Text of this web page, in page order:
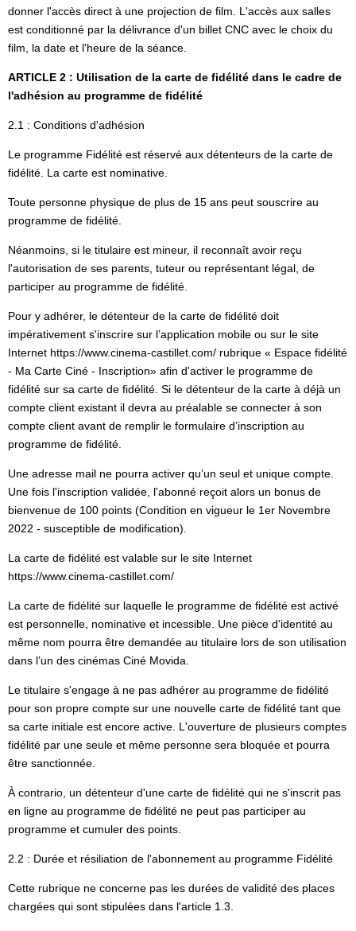
donner l'accès direct à une projection de film. L'accès aux salles
est conditionné par la délivrance d'un billet CNC avec le choix du
film, la date et l'heure de la séance.
ARTICLE 2 : Utilisation de la carte de fidélité dans le cadre de
l'adhésion au programme de fidélité
2.1 : Conditions d'adhésion
Le programme Fidélité est réservé aux détenteurs de la carte de
fidélité. La carte est nominative.
Toute personne physique de plus de 15 ans peut souscrire au
programme de fidélité.
Néanmoins, si le titulaire est mineur, il reconnaît avoir reçu
l'autorisation de ses parents, tuteur ou représentant légal, de
participer au programme de fidélité.
Pour y adhérer, le détenteur de la carte de fidélité doit
impérativement s'inscrire sur l’application mobile ou sur le site
Internet https://www.cinema-castillet.com/ rubrique « Espace fidélité
- Ma Carte Ciné - Inscription» afin d'activer le programme de
fidélité sur sa carte de fidélité. Si le détenteur de la carte à déjà un
compte client existant il devra au préalable se connecter à son
compte client avant de remplir le formulaire d’inscription au
programme de fidélité.
Une adresse mail ne pourra activer qu’un seul et unique compte.
Une fois l'inscription validée, l'abonné reçoit alors un bonus de
bienvenue de 100 points (Condition en vigueur le 1er Novembre
2022 - susceptible de modification).
La carte de fidélité est valable sur le site Internet
https://www.cinema-castillet.com/
La carte de fidélité sur laquelle le programme de fidélité est activé
est personnelle, nominative et incessible. Une pièce d'identité au
même nom pourra être demandée au titulaire lors de son utilisation
dans l’un des cinémas Ciné Movida.
Le titulaire s'engage à ne pas adhérer au programme de fidélité
pour son propre compte sur une nouvelle carte de fidélité tant que
sa carte initiale est encore active. L'ouverture de plusieurs comptes
fidélité par une seule et même personne sera bloquée et pourra
être sanctionnée.
À contrario, un détenteur d'une carte de fidélité qui ne s'inscrit pas
en ligne au programme de fidélité ne peut pas participer au
programme et cumuler des points.
2.2 : Durée et résiliation de l'abonnement au programme Fidélité
Cette rubrique ne concerne pas les durées de validité des places
chargées qui sont stipulées dans l'article 1.3.